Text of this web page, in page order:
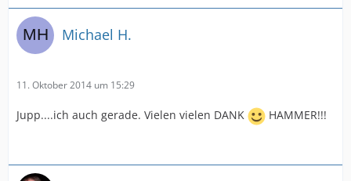
Michael H.
11. Oktober 2014 um 15:29
Jupp....ich auch gerade. Vielen vielen DANK HAMMER!!!